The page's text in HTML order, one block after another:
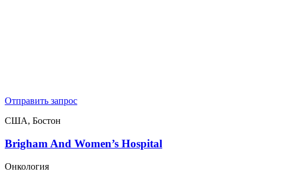
Отправить запрос
США, Бостон
Brigham And Women’s Hospital
Онкология